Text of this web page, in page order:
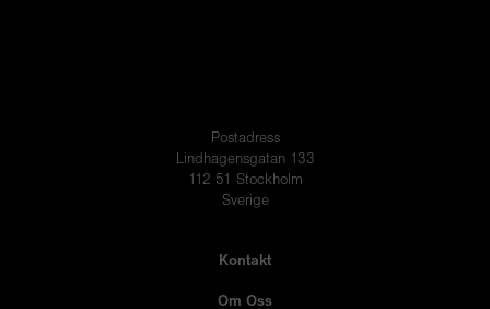
Postadress
Lindhagensgatan 133
112 51 Stockholm
Sverige
Kontakt
Om Oss